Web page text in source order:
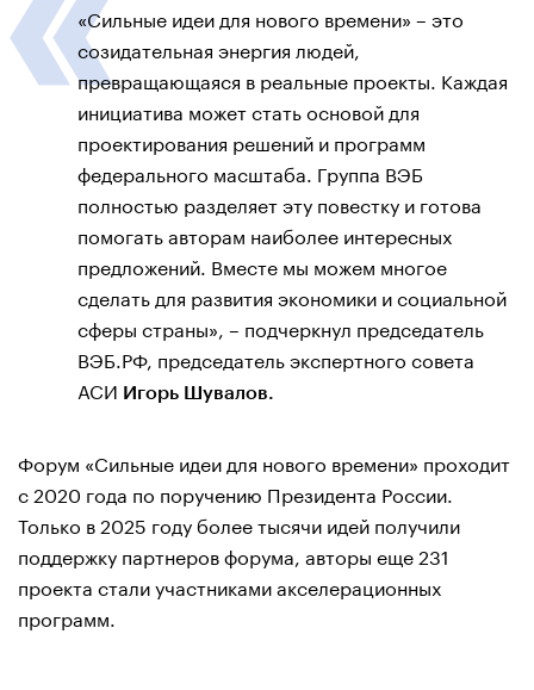
«Сильные идеи для нового времени» – это
созидательная энергия людей,
превращающаяся в реальные проекты. Каждая
инициатива может стать основой для
проектирования решений и программ
федерального масштаба. Группа ВЭБ
полностью разделяет эту повестку и готова
помогать авторам наиболее интересных
предложений. Вместе мы можем многое
сделать для развития экономики и социальной
сферы страны», – подчеркнул председатель
ВЭБ.РФ, председатель экспертного совета
АСИ Игорь Шувалов.
Форум «Сильные идеи для нового времени» проходит
с 2020 года по поручению Президента России.
Только в 2025 году более тысячи идей получили
поддержку партнеров форума, авторы еще 231
проекта стали участниками акселерационных
программ.